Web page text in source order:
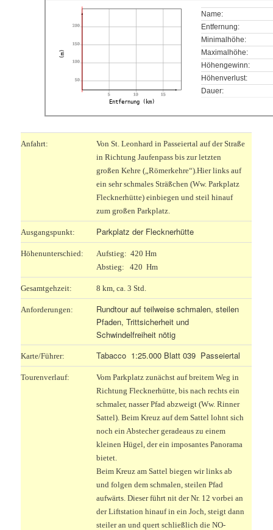
50
100
150
200
5 10 15
Entfernung (km)
(m)
Name:
Entfernung:
Minimalhöhe:
Maximalhöhe:
Höhengewinn:
Höhenverlust:
Dauer:
Anfahrt:
Von St. Leonhard in Passeiertal auf der Straße
in Richtung Jaufenpass bis zur letzten
großen Kehre („Römerkehre“).Hier links auf
ein sehr schmales Sträßchen (Ww. Parkplatz
Flecknerhütte) einbiegen und steil hinauf
zum großen Parkplatz.
Ausgangspunkt: Parkplatz der Flecknerhütte
Höhenunterschied:
Aufstieg: 420 Hm
Abstieg: 420 Hm
Gesamtgehzeit: 8 km, ca. 3 Std.
Anforderungen:
Rundtour auf teilweise schmalen, steilen
Pfaden, Trittsicherheit und
Schwindelfreiheit nötig
Karte/Führer: Tabacco 1:25.000 Blatt 039 Passeiertal
Tourenverlauf:
Vom Parkplatz zunächst auf breitem Weg in
Richtung Flecknerhütte, bis nach rechts ein
schmaler, nasser Pfad abzweigt (Ww. Rinner
Sattel). Beim Kreuz auf dem Sattel lohnt sich
noch ein Abstecher geradeaus zu einem
kleinen Hügel, der ein imposantes Panorama
bietet.
Beim Kreuz am Sattel biegen wir links ab
und folgen dem schmalen, steilen Pfad
aufwärts. Dieser führt nit der Nr. 12 vorbei an
der Liftstation hinauf in ein Joch, steigt dann
steiler an und quert schließlich die NO-